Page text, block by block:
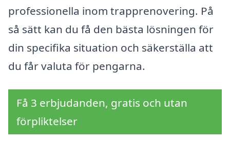
professionella inom trapprenovering. På
så sätt kan du få den bästa lösningen för
din specifika situation och säkerställa att
du får valuta för pengarna.
Få 3 erbjudanden, gratis och utan
förpliktelser